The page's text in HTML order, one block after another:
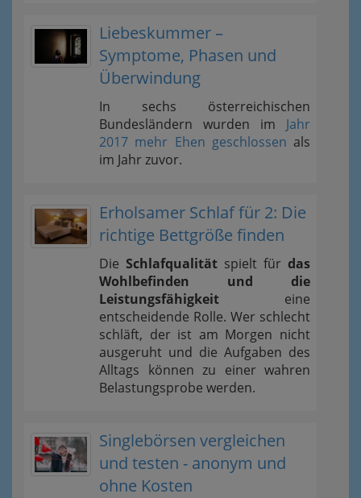
Liebeskummer –
Symptome, Phasen und
Überwindung
In sechs österreichischen
Bundesländern wurden im Jahr
2017 mehr Ehen geschlossen als
im Jahr zuvor.
Erholsamer Schlaf für 2: Die
richtige Bettgröße finden
Die Schlafqualität spielt für das
Wohlbefinden und die
Leistungsfähigkeit eine
entscheidende Rolle. Wer schlecht
schläft, der ist am Morgen nicht
ausgeruht und die Aufgaben des
Alltags können zu einer wahren
Belastungsprobe werden.
Singlebörsen vergleichen
und testen - anonym und
ohne Kosten